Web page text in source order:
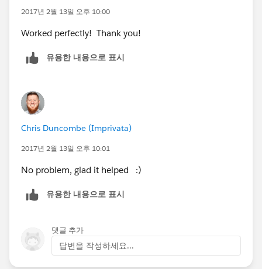
WTR_Global_Settings__c is the Custom setting name
2017년 2월 13일 오후 10:00
Worked perfectly! Thank you!
유용한 내용으로 표시
Chris Duncombe (Imprivata)
2017년 2월 13일 오후 10:01
No problem, glad it helped :)
유용한 내용으로 표시
댓글 추가
답변을 작성하세요...